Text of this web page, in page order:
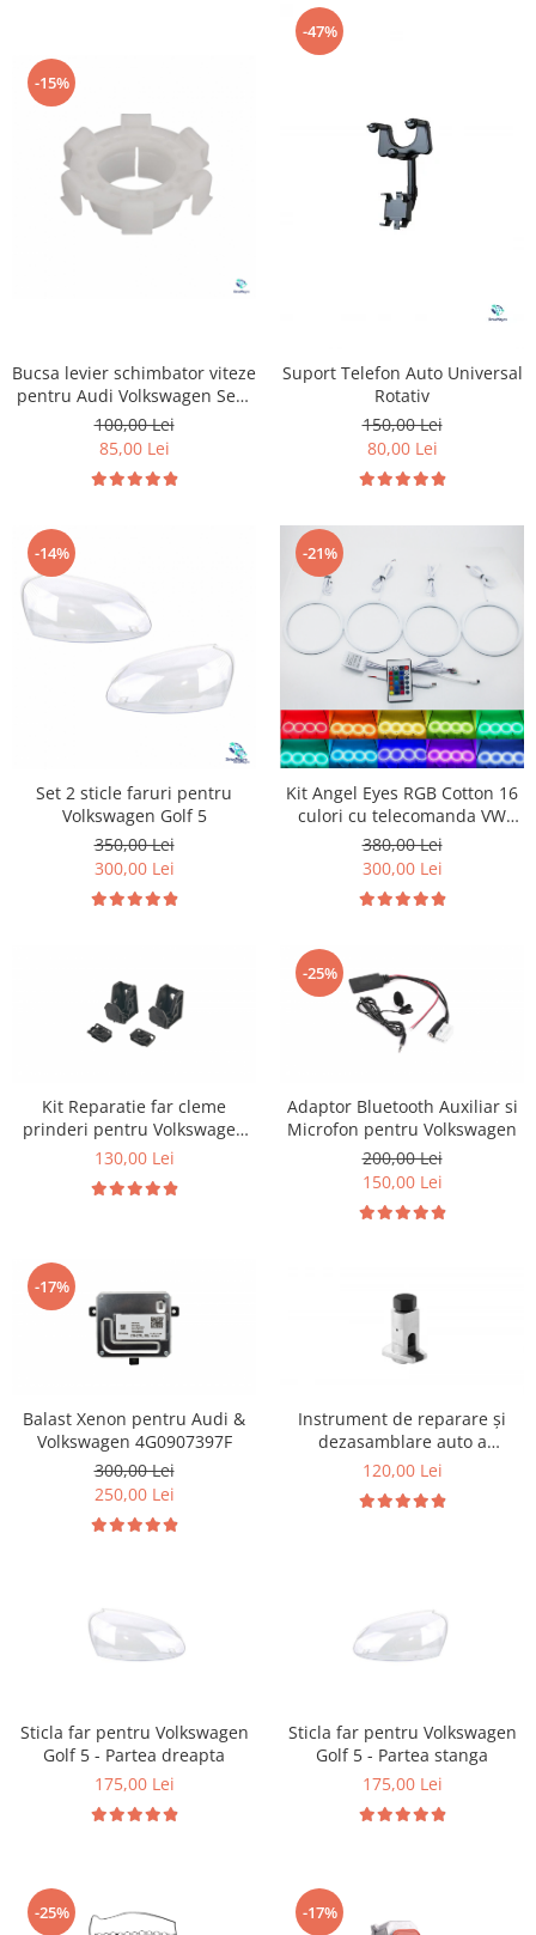
-15%
Bucsa levier schimbator viteze
pentru Audi Volkswagen Seat
Skoda
100,00 Lei
85,00 Lei
-47%
Suport Telefon Auto Universal
Rotativ
150,00 Lei
80,00 Lei
-14%
Set 2 sticle faruri pentru
Volkswagen Golf 5
350,00 Lei
300,00 Lei
-21%
Kit Angel Eyes RGB Cotton 16
culori cu telecomanda VW
Golf 5
380,00 Lei
300,00 Lei
Kit Reparatie far cleme
prinderi pentru Volkswagen
Polo 6R
130,00 Lei
-25%
Adaptor Bluetooth Auxiliar si
Microfon pentru Volkswagen
200,00 Lei
150,00 Lei
-17%
Balast Xenon pentru Audi &
Volkswagen 4G0907397F
300,00 Lei
250,00 Lei
Instrument de reparare și
dezasamblare auto a
distribuitorului de unghi de
120,00 Lei
Sticla far pentru Volkswagen
Golf 5 - Partea dreapta
175,00 Lei
Sticla far pentru Volkswagen
Golf 5 - Partea stanga
175,00 Lei
-25% -17%